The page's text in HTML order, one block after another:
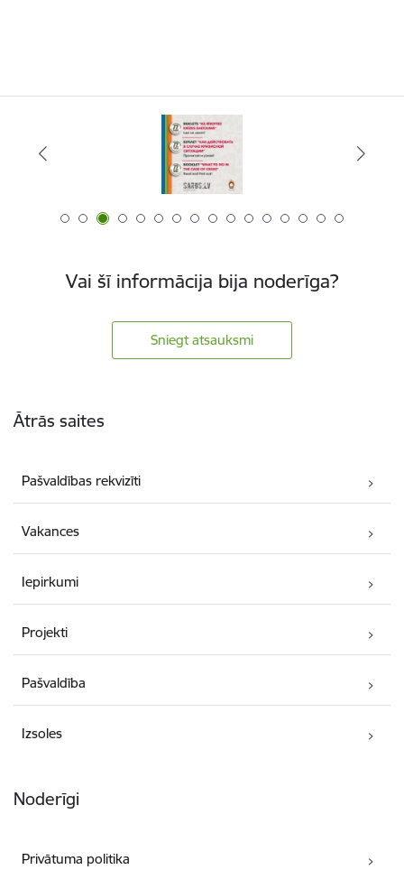
Vai šī informācija bija noderīga?
Sniegt atsauksmi
Ātrās saites
Pašvaldības rekvizīti
Vakances
Iepirkumi
Projekti
Pašvaldība
Izsoles
Noderīgi
Privātuma politika